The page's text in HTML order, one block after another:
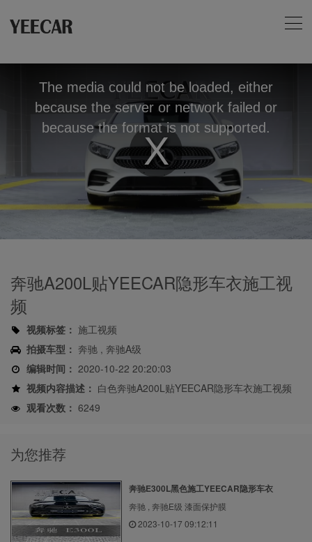
Play
Video
The media could not be loaded, either
because the server or network failed or
because the format is not supported.
奔驰A200L贴YEECAR隐形车衣施工视
频
视频标签： 施工视频
拍摄车型： 奔驰 , 奔驰A级
编辑时间： 2020-10-22 20:20:03
视频内容描述： 白色奔驰A200L贴YEECAR隐形车衣施工视频
观看次数： 6249
为您推荐
奔驰E300L黑色施工YEECAR隐形车衣
奔驰 , 奔驰E级 漆面保护膜
2023-10-17 09:12:11